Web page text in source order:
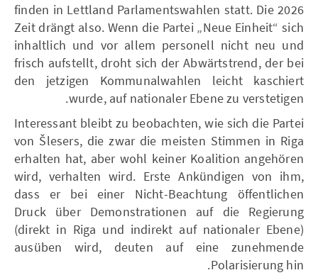
2026 finden in Lettland Parlamentswahlen statt. Die
Zeit drängt also. Wenn die Partei „Neue Einheit“ sich
inhaltlich und vor allem personell nicht neu und
frisch aufstellt, droht sich der Abwärtstrend, der bei
den jetzigen Kommunalwahlen leicht kaschiert
wurde, auf nationaler Ebene zu verstetigen.
Interessant bleibt zu beobachten, wie sich die Partei
von Šlesers, die zwar die meisten Stimmen in Riga
erhalten hat, aber wohl keiner Koalition angehören
wird, verhalten wird. Erste Ankündigen von ihm,
dass er bei einer Nicht-Beachtung öffentlichen
Druck über Demonstrationen auf die Regierung
(direkt in Riga und indirekt auf nationaler Ebene)
ausüben wird, deuten auf eine zunehmende
Polarisierung hin.